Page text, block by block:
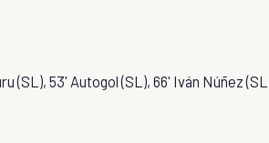
(SL), 53' Autogol (SL), 66' Iván Núñez